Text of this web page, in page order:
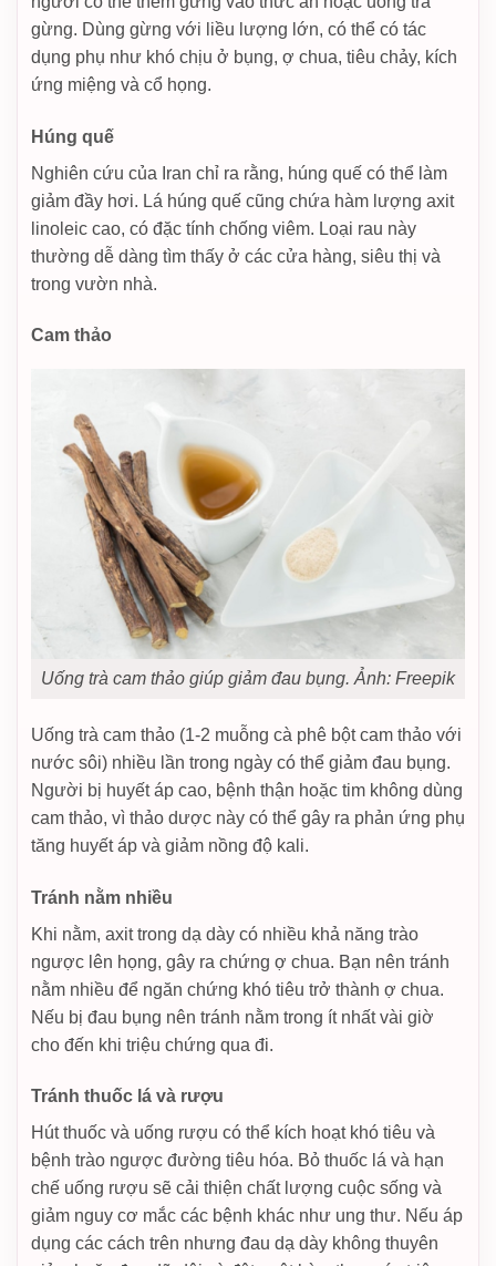
gừng. Dùng gừng với liều lượng lớn, có thể có tác
dụng phụ như khó chịu ở bụng, ợ chua, tiêu chảy, kích
ứng miệng và cổ họng.
Húng quế
Nghiên cứu của Iran chỉ ra rằng, húng quế có thể làm
giảm đầy hơi. Lá húng quế cũng chứa hàm lượng axit
linoleic cao, có đặc tính chống viêm. Loại rau này
thường dễ dàng tìm thấy ở các cửa hàng, siêu thị và
trong vườn nhà.
Cam thảo
Uống trà cam thảo giúp giảm đau bụng. Ảnh: Freepik
Uống trà cam thảo (1-2 muỗng cà phê bột cam thảo với
nước sôi) nhiều lần trong ngày có thể giảm đau bụng.
Người bị huyết áp cao, bệnh thận hoặc tim không dùng
cam thảo, vì thảo dược này có thể gây ra phản ứng phụ
tăng huyết áp và giảm nồng độ kali.
Tránh nằm nhiều
Khi nằm, axit trong dạ dày có nhiều khả năng trào
ngược lên họng, gây ra chứng ợ chua. Bạn nên tránh
nằm nhiều để ngăn chứng khó tiêu trở thành ợ chua.
Nếu bị đau bụng nên tránh nằm trong ít nhất vài giờ
cho đến khi triệu chứng qua đi.
Tránh thuốc lá và rượu
Hút thuốc và uống rượu có thể kích hoạt khó tiêu và
bệnh trào ngược đường tiêu hóa. Bỏ thuốc lá và hạn
chế uống rượu sẽ cải thiện chất lượng cuộc sống và
giảm nguy cơ mắc các bệnh khác như ung thư. Nếu áp
dụng các cách trên nhưng đau dạ dày không thuyên